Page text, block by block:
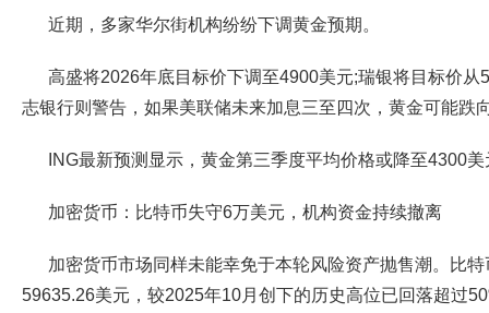
近期，多家华尔街机构纷纷下调黄金预期。
高盛将2026年底目标价下调至4900美元;瑞银将目标价
志银行则警告，如果美联储未来加息三至四次，黄金可能跌
ING最新预测显示，黄金第三季度平均价格或降至4300美
加密货币：比特币失守6万美元，机构资金持续撤离
加密货币市场同样未能幸免于本轮风险资产抛售潮。比
59635.26美元，较2025年10月创下的历史高位已回落超过